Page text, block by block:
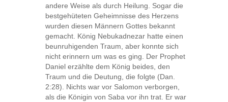
andere Weise als durch Heilung. Sogar die
bestgehüteten Geheimnisse des Herzens
wurden diesen Männern Gottes bekannt
gemacht. König Nebukadnezar hatte einen
beunruhigenden Traum, aber konnte sich
nicht erinnern um was es ging. Der Prophet
Daniel erzählte dem König beides, den
Traum und die Deutung, die folgte (Dan.
2:28). Nichts war vor Salomon verborgen,
als die Königin von Saba vor ihn trat. Er war